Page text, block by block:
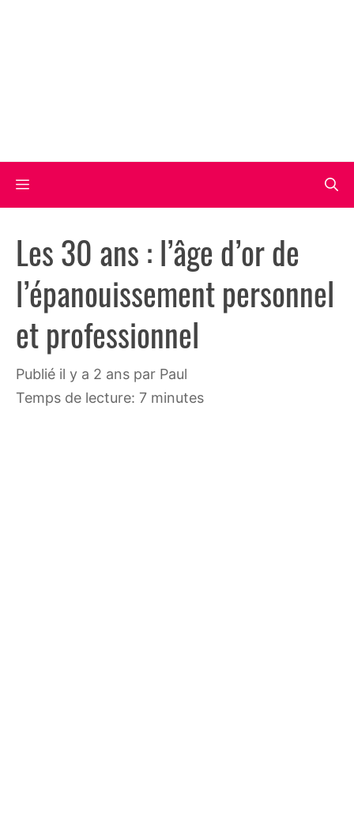
Menu
Les 30 ans : l’âge d’or de
l’épanouissement personnel
et professionnel
publié il y a 2 ans par Paul
Temps de lecture: 7 minutes